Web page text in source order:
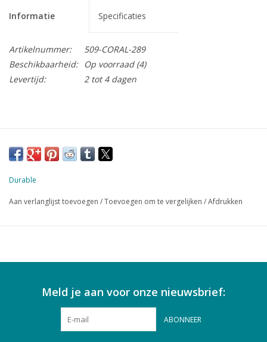
Informatie Specificaties
Artikelnummer:
509-CORAL-289
Beschikbaarheid:
Op voorraad(4)
Levertijd:
2 tot 4 dagen
Durable
Aan verlanglijst toevoegen /Toevoegen om te vergelijken /Afdrukken
Meld je aan voor onze nieuwsbrief:
ABONNEER